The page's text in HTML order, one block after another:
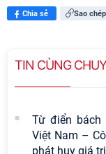
Chia sẻ Sao chép
TIN CÙNG
Từ điển bách
Việt Nam –
phát huy giá